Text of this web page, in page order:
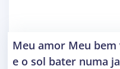
Meu amor Meu
e o sol bater numa